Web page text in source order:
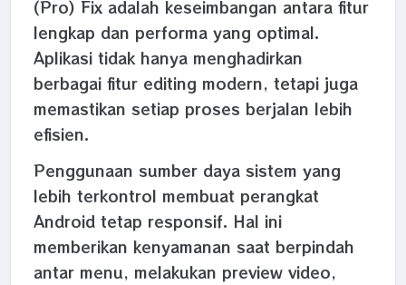
(Pro) Fix adalah keseimbangan antara fitur
lengkap dan performa yang optimal.
Aplikasi tidak hanya menghadirkan
berbagai fitur editing modern, tetapi juga
memastikan setiap proses berjalan lebih
efisien.
Penggunaan sumber daya sistem yang
lebih terkontrol membuat perangkat
Android tetap responsif. Hal ini
memberikan kenyamanan saat berpindah
antar menu, melakukan preview video,